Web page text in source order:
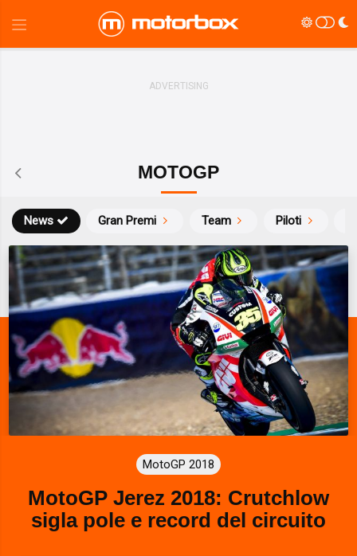
MOTOGP
News Gran Premi Team Piloti
MotoGP 2018
MotoGP Jerez 2018: Crutchlow
sigla pole e record del circuito